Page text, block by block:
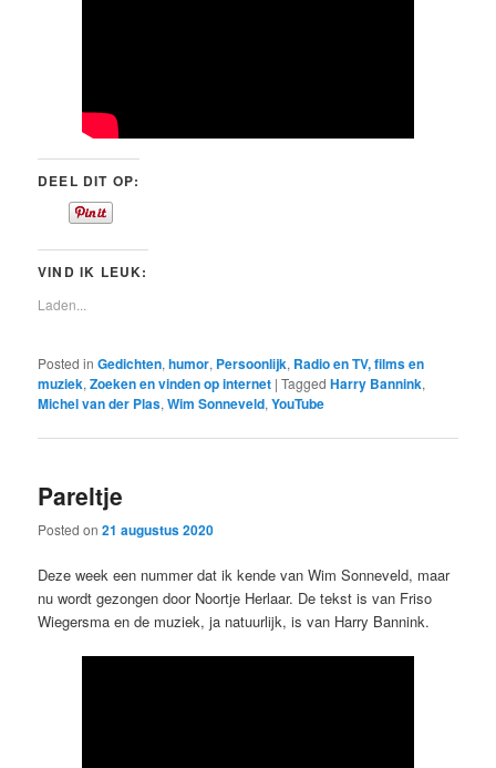
DEEL DIT OP:
VIND IK LEUK:
Laden...
Posted in Gedichten,humor, Persoonlijk, Radio en TV, films en
muziek,Zoeken en vinden op internet |Tagged Harry Bannink,
Michel van der Plas,Wim Sonneveld,YouTube
Pareltje
Posted on21 augustus 2020
Deze week een nummer dat ik kende van Wim Sonneveld, maar
nu wordt gezongen door Noortje Herlaar. De tekst is van Friso
Wiegersma en de muziek, ja natuurlijk, is van Harry Bannink.